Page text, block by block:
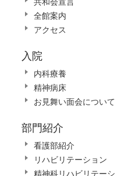
全館案内
アクセス
入院
内科療養
精神病床
お見舞い面会について
部門紹介
看護部紹介
リハビリテーション
精神科リハビリテーシ